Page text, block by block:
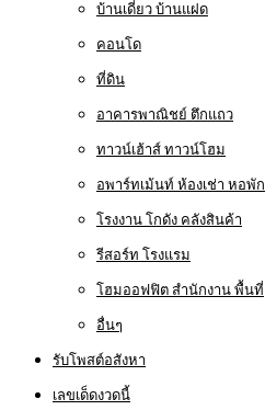
บ้านเดี่ยว บ้านแฝด
คอนโด
ที่ดิน
อาคารพาณิชย์ ตึกแถว
ทาวน์เฮ้าส์ ทาวน์โฮม
อพาร์ทเม้นท์ ห้องเช่า หอพัก
โรงงาน โกดัง คลังสินค้า
รีสอร์ท โรงแรม
โฮมออฟฟิต สำนักงาน พื้นที่
อื่นๆ
รับโพสต์อสังหา
เลขเด็ดงวดนี้